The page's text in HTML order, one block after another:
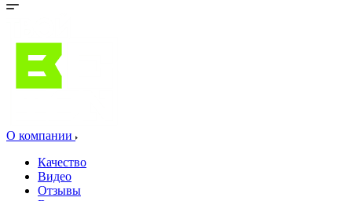
О компании
Качество
Видео
Отзывы